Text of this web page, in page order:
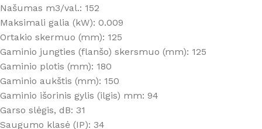
Našumas m3/val.: 152
Maksimali galia (kW): 0.009
Ortakio skermuo (mm): 125
Gaminio jungties (flanšo) skersmuo (mm): 125
Gaminio plotis (mm): 180
Gaminio aukštis (mm): 150
Gaminio išorinis gylis (ilgis) mm: 94
Garso slėgis, dB: 31
Saugumo klasė (IP): 34